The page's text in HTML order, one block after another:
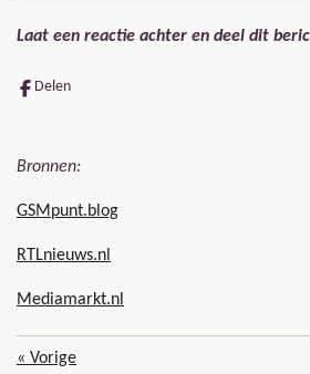
Laat een reactie achter en deel dit
Delen
Bronnen:
GSMpunt.blog
RTLnieuws.nl
Mediamarkt.nl
« Vorige